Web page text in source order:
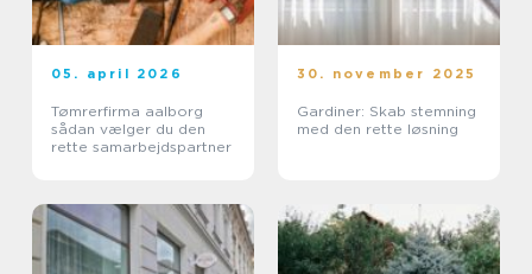
05. april 2026
Tømrerfirma aalborg
sådan vælger du den
rette samarbejdspartner
30. november 2025
Gardiner: Skab stemning
med den rette løsning